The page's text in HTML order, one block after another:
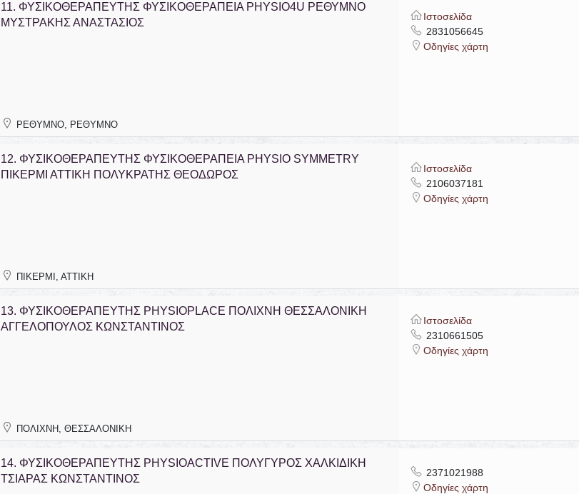
11. ΦΥΣΙΚΟΘΕΡΑΠΕΥΤΗΣ ΦΥΣΙΚΟΘΕΡΑΠΕΙΑ PHYSIO4U ΡΕΘΥΜΝΟ
ΜΥΣΤΡΑΚΗΣ ΑΝΑΣΤΑΣΙΟΣ
ΡΕΘΥΜΝΟ, ΡΕΘΥΜΝΟ
Ιστοσελίδα
2831056645
Οδηγίες χάρτη
12. ΦΥΣΙΚΟΘΕΡΑΠΕΥΤΗΣ ΦΥΣΙΚΟΘΕΡΑΠΕΙΑ PHYSIO SYMMETRY
ΠΙΚΕΡΜΙ ΑΤΤΙΚΗ ΠΟΛΥΚΡΑΤΗΣ ΘΕΟΔΩΡΟΣ
ΠΙΚΕΡΜΙ, ΑΤΤΙΚΗ
Ιστοσελίδα
2106037181
Οδηγίες χάρτη
13. ΦΥΣΙΚΟΘΕΡΑΠΕΥΤΗΣ PHYSIOPLACE ΠΟΛΙΧΝΗ ΘΕΣΣΑΛΟΝΙΚΗ
ΑΓΓΕΛΟΠΟΥΛΟΣ ΚΩΝΣΤΑΝΤΙΝΟΣ
ΠΟΛΙΧΝΗ, ΘΕΣΣΑΛΟΝΙΚΗ
Ιστοσελίδα
2310661505
Οδηγίες χάρτη
14. ΦΥΣΙΚΟΘΕΡΑΠΕΥΤΗΣ PHYSIOACTIVE ΠΟΛΥΓΥΡΟΣ ΧΑΛΚΙΔΙΚΗ
ΤΣΙΑΡΑΣ ΚΩΝΣΤΑΝΤΙΝΟΣ
2371021988
Οδηγίες χάρτη